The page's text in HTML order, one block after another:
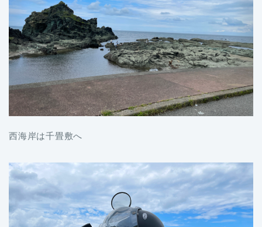
西海岸は千畳敷へ